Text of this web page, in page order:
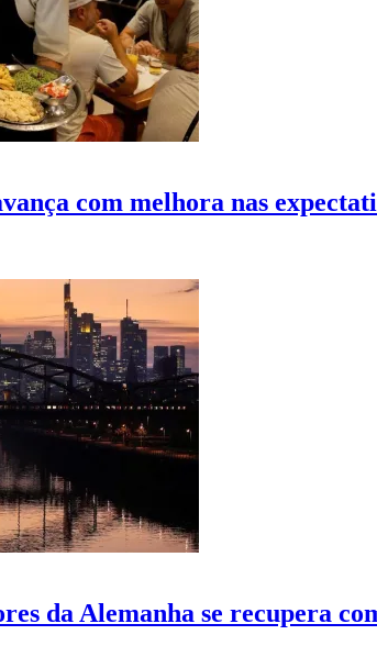
com melhora nas
da Alemanha se recupera